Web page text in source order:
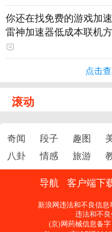
你还在找免费的游戏加
雷神加速器低成本联机
免费试用
点击
滚动
奇闻 段子 趣图
八卦
情感 旅游
导航 客户端下
新浪网违法和不良信
违法和不
(京)网药械信息备